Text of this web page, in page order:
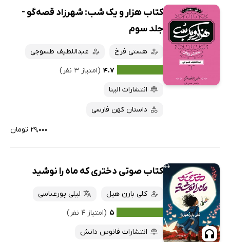
کتاب هزار و یک شب: شهرزاد قصه‌گو -
جلد سوم
هستی فرخ
عبداللطیف طسوجی
۴.۷ (امتیاز ۳ نفر)
انتشارات الینا
داستان کهن فارسی
۲۹,۰۰۰ تومان
کتاب صوتی دختری که ماه را نوشید
کلی بارن هیل
لیلی پورعباسی
۵ (امتیاز ۴ نفر)
انتشارات فانوس دانش